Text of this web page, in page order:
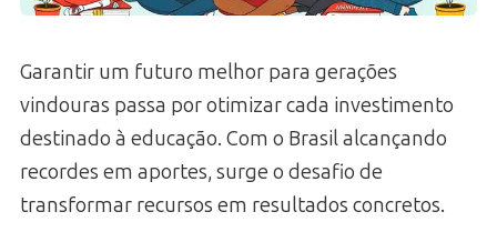
Garantir um futuro melhor para gerações
vindouras passa por otimizar cada investimento
destinado à educação. Com o Brasil alcançando
recordes em aportes, surge o desafio de
transformar recursos em resultados concretos.